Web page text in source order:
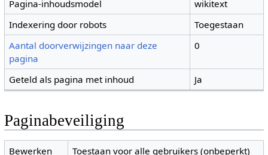
Pagina-inhoudsmodel
wikitext
Indexering door robots
Toegestaan
Aantal doorverwijzingen naar deze
pagina
0
Geteld als pagina met inhoud Ja
Paginabeveiliging
Bewerken
Toestaan voor alle gebruikers (onbeperkt)